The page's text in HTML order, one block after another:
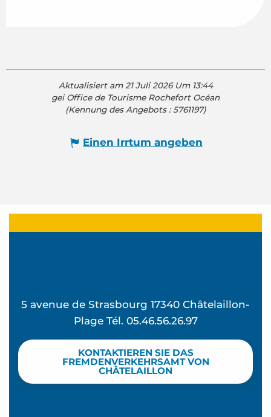
Aktualisiert am 21 Juli 2026 Um 13:44
gei Office de Tourisme Rochefort Océan
(Kennung des Angebots :5761197)
Einen Irrtum angeben
5 avenue de Strasbourg 17340 Châtelaillon-
Plage Tél. 05.46.56.26.97
KONTAKTIEREN SIE DAS
FREMDENVERKEHRSAMT VON
CHÂTELAILLON